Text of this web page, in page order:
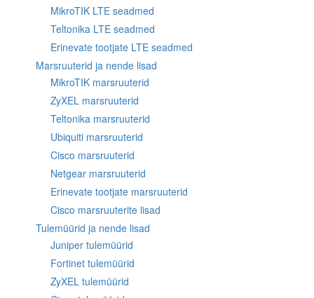
MikroTIK LTE seadmed
Teltonika LTE seadmed
Erinevate tootjate LTE seadmed
Marsruuterid ja nende lisad
MikroTIK marsruuterid
ZyXEL marsruuterid
Teltonika marsruuterid
Ubiquiti marsruuterid
Cisco marsruuterid
Netgear marsruuterid
Erinevate tootjate marsruuterid
Cisco marsruuterite lisad
Tulemüürid ja nende lisad
Juniper tulemüürid
Fortinet tulemüürid
ZyXEL tulemüürid